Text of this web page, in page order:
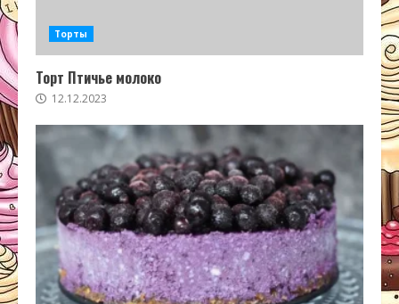
Торты
Торт Птичье молоко
12.12.2023